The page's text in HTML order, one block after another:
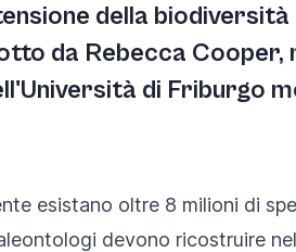
della
da Rebecca Cooper,
di Friburgo
esistano oltre 8 milioni di
devono ricostruire